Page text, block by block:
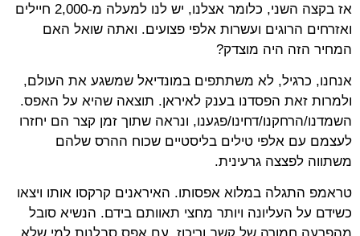
אז בקצה השני, כלומר אצלנו, יש לנו למעלה מ-2,000 חיילים
ואזרחים הרוגים ועשרות אלפי פצועים. ואתה שואל האם
המחיר הזה היה מוצדק?
אנחנו, כרגיל, לא משתתפים במונדיאל שמשגע את העולם,
ולמרות זאת הפסדנו בענק לאיראן. תוצאה שהיא על האפס.
השמדנו/הרחקנו/דחינו/פגענו, ונראה שתוך זמן קצר הם יחזרו
לעצמם עם אלפי טילים בליסטיים שכוח ההרס שלהם
משתווה לפצצה גרעינית.
טראמפ התגלה במלוא אפסותו. האיראנים קרקסו אותו ויצאו
כשידם על העליונה ויותר מחצי תאוותם בידם. הנשיא סובל